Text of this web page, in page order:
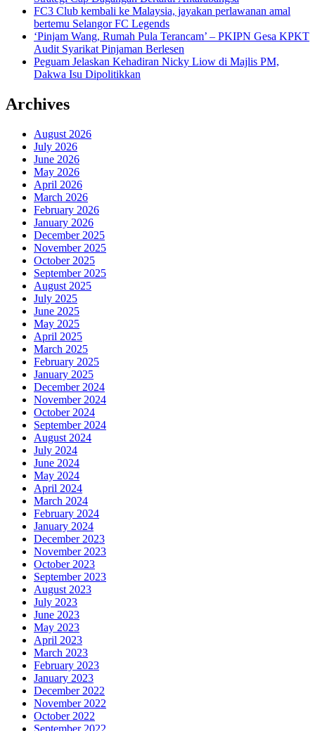
FC3 Club kembali ke Malaysia, jayakan perlawanan amal
bertemu Selangor FC Legends
‘Pinjam Wang, Rumah Pula Terancam’ – PKIPN Gesa KPKT
Audit Syarikat Pinjaman Berlesen
Peguam Jelaskan Kehadiran Nicky Liow di Majlis PM,
Dakwa Isu Dipolitikkan
Archives
August 2026
July 2026
June 2026
May 2026
April 2026
March 2026
February 2026
January 2026
December 2025
November 2025
October 2025
September 2025
August 2025
July 2025
June 2025
May 2025
April 2025
March 2025
February 2025
January 2025
December 2024
November 2024
October 2024
September 2024
August 2024
July 2024
June 2024
May 2024
April 2024
March 2024
February 2024
January 2024
December 2023
November 2023
October 2023
September 2023
August 2023
July 2023
June 2023
May 2023
April 2023
March 2023
February 2023
January 2023
December 2022
November 2022
October 2022